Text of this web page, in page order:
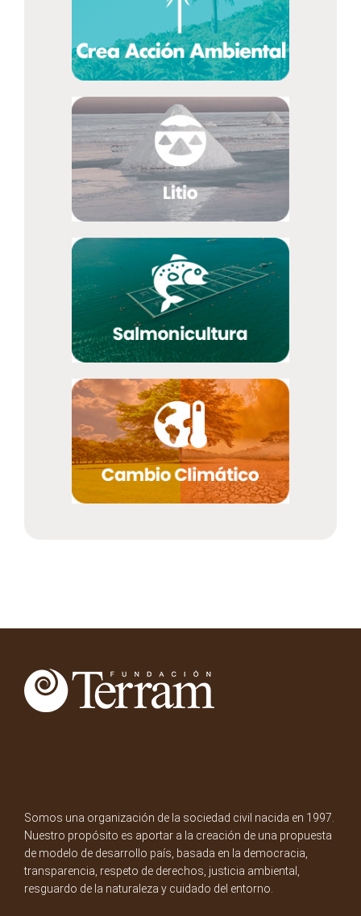
Somos una organización de la sociedad civil nacida en 1997.
Nuestro propósito es aportar a la creación de una propuesta
de modelo de desarrollo país, basada en la democracia,
transparencia, respeto de derechos, justicia ambiental,
resguardo de la naturaleza y cuidado del entorno.